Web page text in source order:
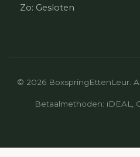
Zo: Gesloten
© 2026 BoxspringEttenLeur.
Betaalmethoden: iDEAL,